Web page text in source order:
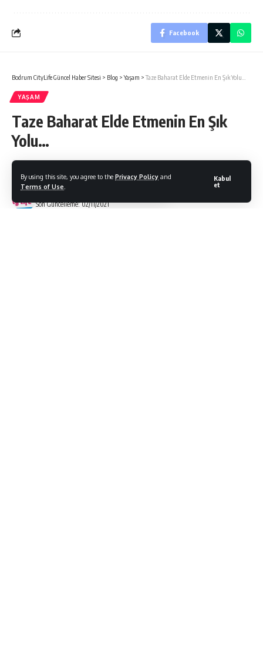
By using this site, you agree to the Privacy Policy and
Terms of Use
Kabul
et
Facebook
Bodrum CityLife Güncel Haber Sitesi > Blog >Yaşam >Taze Baharat Elde Etmenin En Şık Yolu…
YAŞAM
Taze Baharat Elde Etmenin En Şık
Yolu…
Son Güncelleme: 02/11/2021
Bodrum Citylife